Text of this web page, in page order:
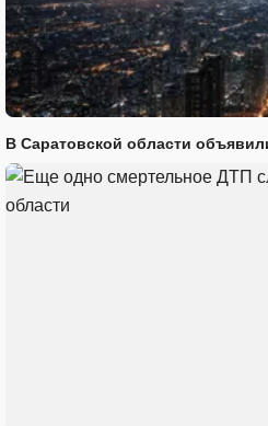
В Саратовской области